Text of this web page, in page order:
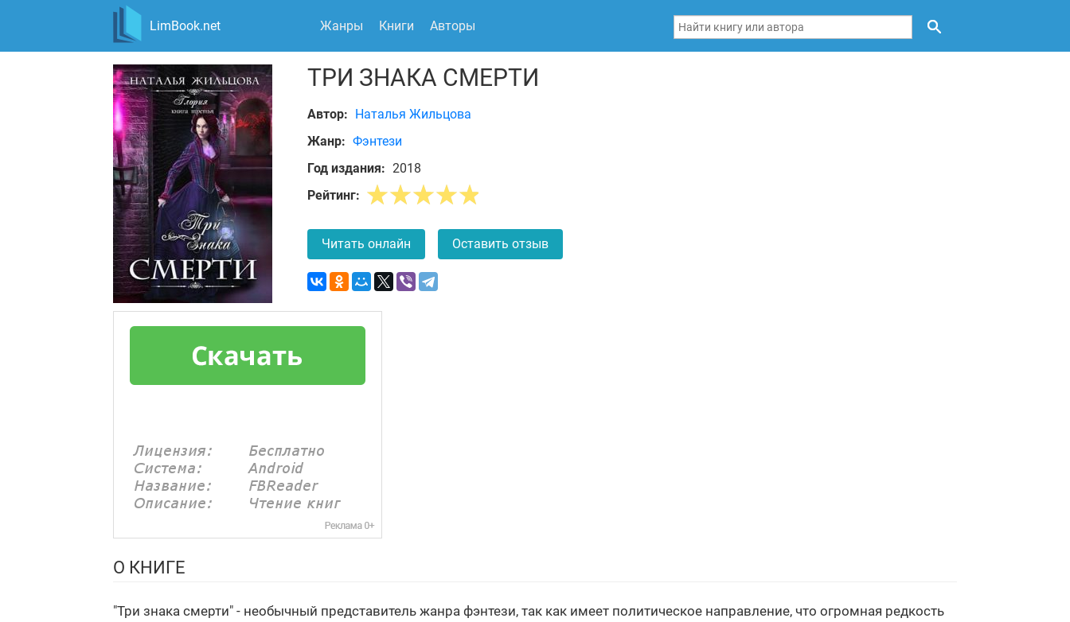
LimBook.net Жанры Книги Авторы
ТРИ ЗНАКА СМЕРТИ
Автор: Наталья Жильцова
Жанр: Фэнтези
Год издания: 2018
Рейтинг:
Читать онлайн Оставить отзыв
О КНИГЕ
"Три знака смерти" - необычный представитель жанра фэнтези, так как имеет политическое направление, что огромная редкость